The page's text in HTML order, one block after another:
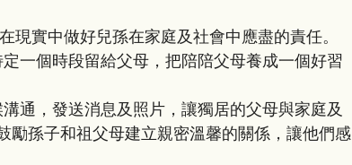
何在現實中做好兒孫在家庭及社會中應盡的責任。
勵孫子和祖父母建立親密溫馨的關係，讓他們感